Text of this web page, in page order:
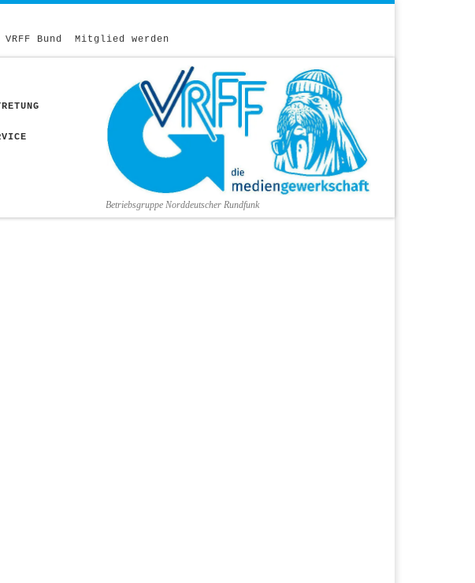
VRFF Bund Mitglied werden
Betriebsgruppe Norddeutscher Rundfunk